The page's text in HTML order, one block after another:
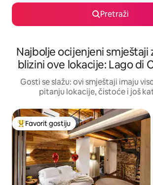
Pretraži
Najbolje ocijenjeni smještaji
blizini ove lokacije: Lago di
Gosti se slažu: ovi smještaji imaju
pitanju lokacije, čistoće i još
Glavni favorit gostiju
Favorit gostiju